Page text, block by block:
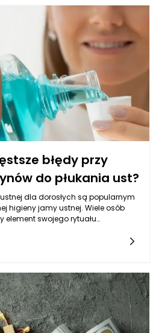
cieszą się największym
zmiany mogą być wdrożone,
rynku. W tym kontekście maszyny
muszą być odpowiednio
obsługiwać różnorodne
wysoką jakość
błędy przy
do płukania ust?
dla dorosłych są popularnym
higieny jamy ustnej. Wiele osób
element swojego rytuału
płytki nazębnej i
do płukania jamy ustnej dla
wspierać, a nie zastępować
tak istotne jest, aby każde użycie
i odpowiednio zintegrowane